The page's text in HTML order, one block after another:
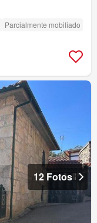
Parcialmente mobiliado
12 Fotos